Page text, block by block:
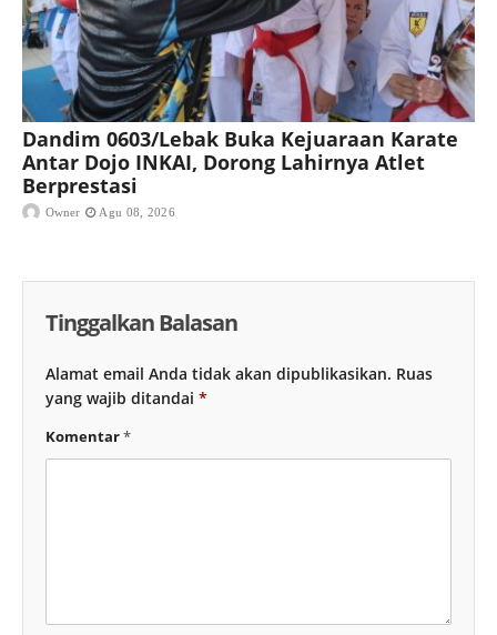
Dandim 0603/Lebak Buka Kejuaraan Karate
Antar Dojo INKAI, Dorong Lahirnya Atlet
Berprestasi
Owner Agu 08, 2026
Tinggalkan Balasan
Alamat email Anda tidak akan dipublikasikan. Ruas
yang wajib ditandai *
Komentar*